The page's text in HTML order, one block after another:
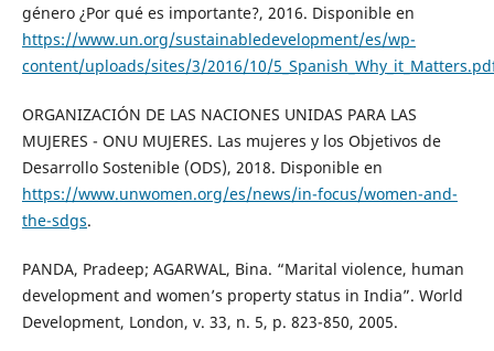
género ¿Por qué es importante?, 2016. Disponible en
https://www.un.org/sustainabledevelopment/es/wp-
content/uploads/sites/3/2016/10/
ORGANIZACIÓN DE LAS NACIONES UNIDAS PARA LAS
MUJERES - ONU MUJERES. Las mujeres y los Objetivos de
Desarrollo Sostenible (ODS), 2018. Disponible en
https://www.unwomen.org/es/news/in-focus/women-and-
the-sdgs.
PANDA, Pradeep; AGARWAL, Bina. “Marital violence, human
development and women’s property status in India”. World
Development, London, v. 33, n. 5, p. 823-850, 2005.